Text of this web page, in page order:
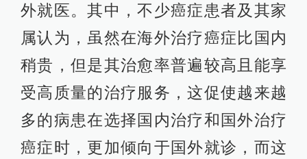
外就医。其中，不少癌症患者及其家
属认为，虽然在海外治疗癌症比国内
稍贵，但是其治愈率普遍较高且能享
受高质量的治疗服务，这促使越来越
多的病患在选择国内治疗和国外治疗
癌症时，更加倾向于国外就诊，而这